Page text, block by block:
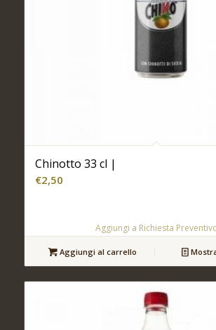
Chinotto 33 cl |
€2,50
Aggiungi a Richiesta
Aggiungi al carrello